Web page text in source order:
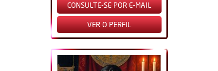
CONSULTE-SE POR E-MAIL
VER O PERFIL